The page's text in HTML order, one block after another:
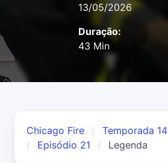
13/05/2026
Duração:
43 Min
Chicago Fire
Temporada 14
Episódio 21
Legenda